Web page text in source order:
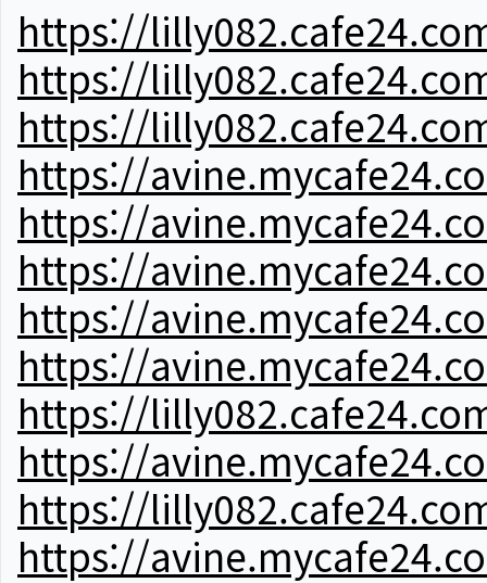
https://
https://
https://
https://
https://
https://
https://
https://
https://
https://
https://
https://